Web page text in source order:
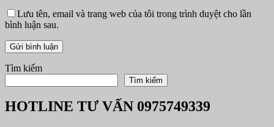
Lưu tên, email và trang web của tôi trong trình duyệt cho lần
bình luận sau.
Tìm kiếm
Tìm kiếm
HOTLINE TƯ VẤN 0975749339